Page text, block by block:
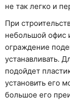
не так легко и
При
небольшой офис
ограждение
устанавливать.
подойдет
установить его
большое его